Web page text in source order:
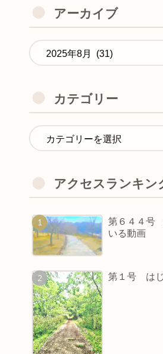
アーカイブ
カテゴリー
アクセスランキン
第６４４号
いる動画
第１号 は